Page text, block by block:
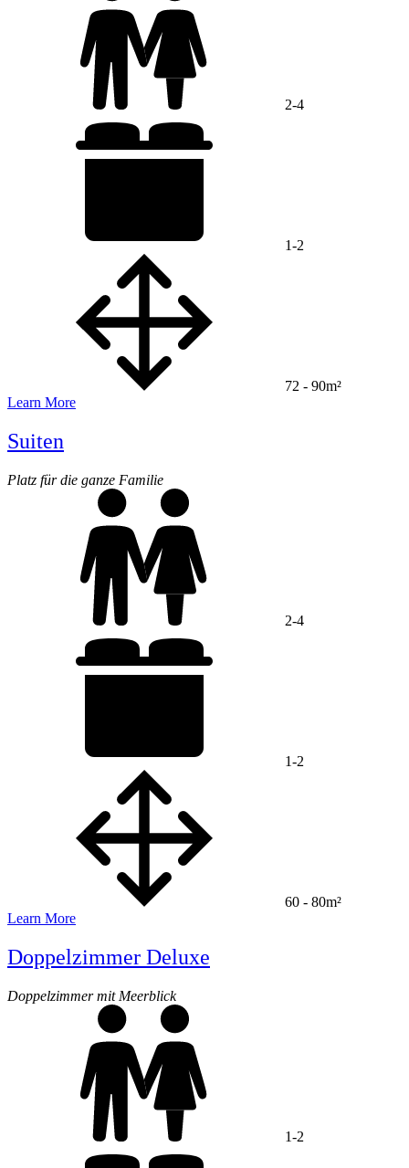
2-4
1-2
72 - 90m²
Learn More
Suiten
Platz für die ganze Familie
2-4
1-2
60 - 80m²
Learn More
Doppelzimmer Deluxe
Doppelzimmer mit Meerblick
1-2